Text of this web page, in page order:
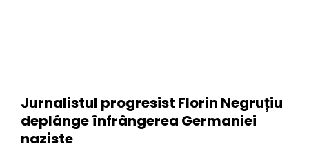
Jurnalistul progresist Florin Negruțiu
deplânge înfrângerea Germaniei
naziste